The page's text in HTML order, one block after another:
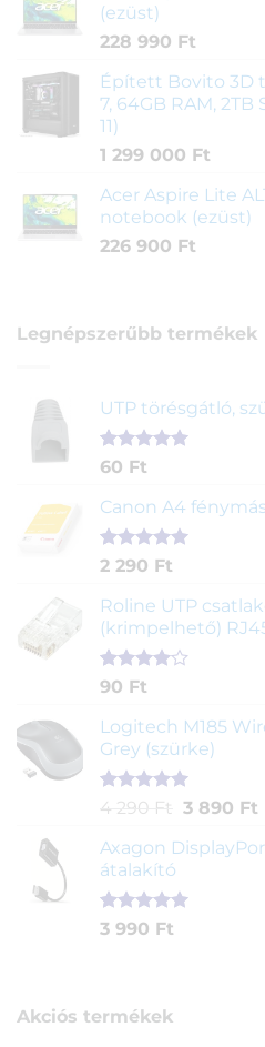
(ezüst)
228 990 Ft
Épített Bovito 3D
7, 64GB RAM, 2TB
11)
1 299 000 Ft
Acer Aspire Lite
notebook (ezüst)
226 900 Ft
Legnépszerűbb termékek
UTP törésgátló,
Értékelés
ből,
1
értékelés
alapján
60 Ft
Canon A4
Értékelés
ből,
2
értékelés
alapján
2 290 Ft
Roline UTP
(krimpelhető)
Értékelés
5-ből,
2
értékelés
alapján
90 Ft
Logitech M185
Grey (szürke)
Értékelés
ből,
1
értékelés
alapján
4 290 Ft Original
was:
290 Ft.
3 890 Ft
Axagon
átalakító
Értékelés
1
3 990 Ft
Akciós termékek